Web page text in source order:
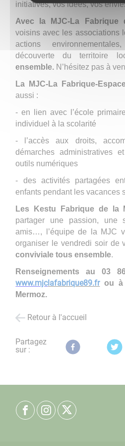
initiatives, vos idées, vos
Avec la MJC-La Fabrique
voisins avec les associations
actions
découverte du territoire
ensemble. N’hésitez pas à
La MJC-La Fabrique-
aussi :
-en lien avec l’école
individuel à la scolarité
-
l’accès aux droits,
démarches administratives
outils numériques
- des activités partagées
enfants pendant les vacances
Les Kestu Fabrique de la
partager une passion, une
amis…, l’équipe de la MJC
organiser le vendredi soir de
conviviale tous ensemble.
Renseignements au 03
www.mjclafabrique89.frou à
Mermoz.
Retour à l'accueil
Partagez
sur :